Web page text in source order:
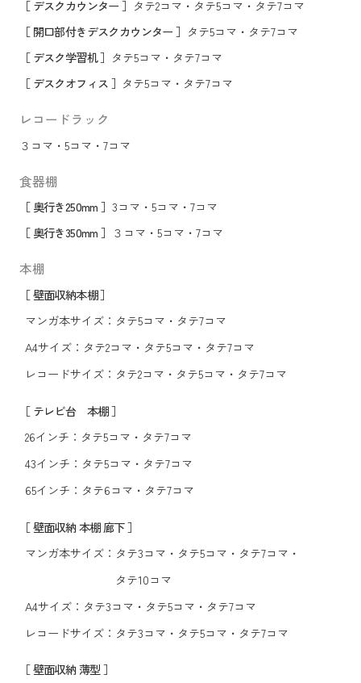
［ デスクカウンター ］ タテ2コマ ・ タテ5コマ ・ タテ7コマ
［ 開口部付きデスクカウンター ］ タテ5コマ ・ タテ7コマ
［ デスク学習机 ］ タテ5コマ ・ タテ7コマ
［ デスクオフィス ］ タテ5コマ ・ タテ7コマ
レコードラック
３コマ ・ 5コマ ・ 7コマ
食器棚
［ 奥行き250mm ］ 3コマ ・ 5コマ ・ 7コマ
［ 奥行き350mm ］ ３コマ ・ 5コマ ・ 7コマ
本棚
［ 壁面収納本棚 ］
マンガ本サイズ： タテ5コマ ・ タテ7コマ
A4サイズ： タテ2コマ ・ タテ5コマ ・ タテ7コマ
レコードサイズ： タテ2コマ ・ タテ5コマ ・ タテ7コマ
［ テレビ台 本棚 ］
26インチ： タテ5コマ ・ タテ7コマ
43インチ： タテ5コマ ・ タテ7コマ
65インチ： タテ6コマ ・ タテ7コマ
［ 壁面収納 本棚 廊下 ］
マンガ本サイズ： タテ3コマ ・ タテ5コマ ・ タテ7コマ ・
タテ10コマ
A4サイズ： タテ3コマ ・ タテ5コマ ・ タテ7コマ
レコードサイズ： タテ3コマ ・ タテ5コマ ・ タテ7コマ
［ 壁面収納 薄型 ］